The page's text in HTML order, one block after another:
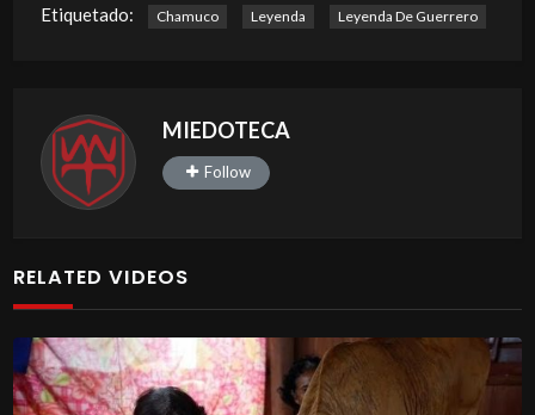
Etiquetado: Chamuco Leyenda Leyenda De Guerrero
MIEDOTECA
Follow
RELATED VIDEOS